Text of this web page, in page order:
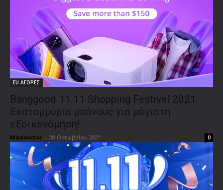
EU ΑΓΟΡΕΣ
Banggood 11.11 Shopping Festival 2021:
Εκατομμύρια μπόνους για μέγιστη
εξοικονόμηση!
Maddoctor - 28 Οκτωβρίου 2021 0